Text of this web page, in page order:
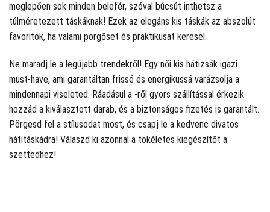
meglepően sok minden belefér, szóval búcsút inthetsz a
túlméretezett táskáknak! Ezek az elegáns kis táskák az abszolút
favoritok, ha valami pörgőset és praktikusat keresel.
Ne maradj le a legújabb trendekről! Egy női kis hátizsák igazi
must-have, ami garantáltan frissé és energikussá varázsolja a
mindennapi viseleted. Ráadásul a -ről gyors szállítással érkezik
hozzád a kiválasztott darab, és a biztonságos fizetés is garantált.
Pörgesd fel a stílusodat most, és csapj le a kedvenc divatos
hátitáskádra! Válaszd ki azonnal a tökéletes kiegészítőt a
szettedhez!